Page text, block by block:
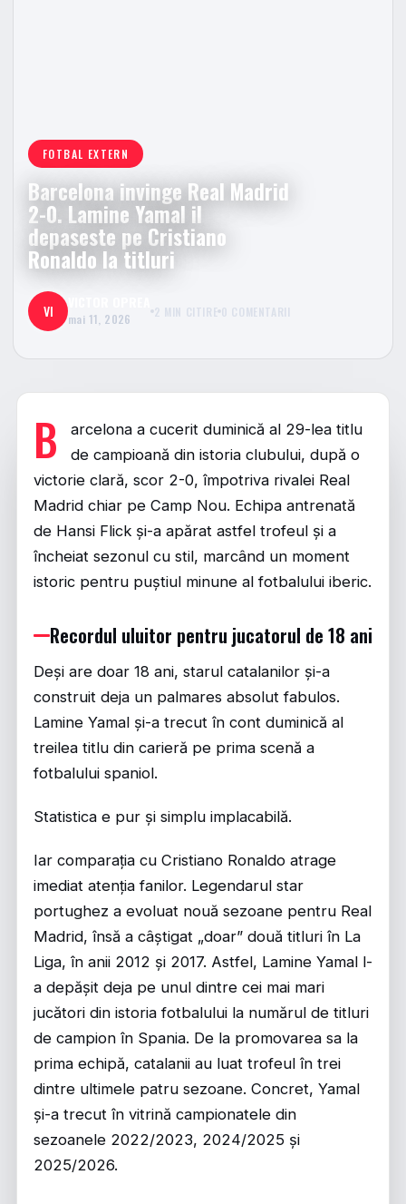
FOTBAL EXTERN
Barcelona invinge Real Madrid
2-0. Lamine Yamal il
depaseste pe Cristiano
Ronaldo la titluri
VI mai 11, 2026 2 MIN CITIRE 0 COMENTARII
B
arcelona a cucerit duminică al 29-lea titlu
de campioană din istoria clubului, după o
victorie clară, scor 2-0, împotriva rivalei Real
Madrid chiar pe Camp Nou. Echipa antrenată
de Hansi Flick și-a apărat astfel trofeul și a
încheiat sezonul cu stil, marcând un moment
istoric pentru puștiul minune al fotbalului iberic.
Recordul uluitor pentru jucatorul de 18 ani
Deși are doar 18 ani, starul catalanilor și-a
construit deja un palmares absolut fabulos.
Lamine Yamal și-a trecut în cont duminică al
treilea titlu din carieră pe prima scenă a
fotbalului spaniol.
Statistica e pur și simplu implacabilă.
Iar comparația cu Cristiano Ronaldo atrage
imediat atenția fanilor. Legendarul star
portughez a evoluat nouă sezoane pentru Real
Madrid, însă a câștigat „doar” două titluri în La
Liga, în anii 2012 și 2017. Astfel, Lamine Yamal l-
a depășit deja pe unul dintre cei mai mari
jucători din istoria fotbalului la numărul de titluri
de campion în Spania. De la promovarea sa la
prima echipă, catalanii au luat trofeul în trei
dintre ultimele patru sezoane. Concret, Yamal
și-a trecut în vitrină campionatele din
sezoanele 2022/2023, 2024/2025 și
2025/2026.